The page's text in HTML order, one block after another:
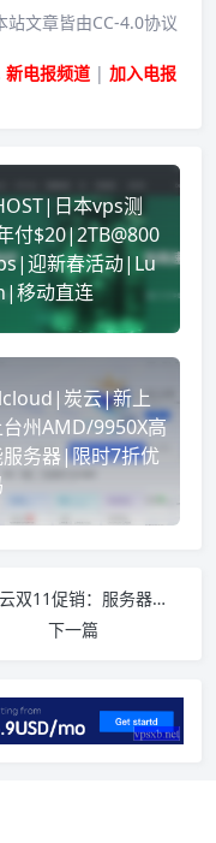
站文章皆由CC-4.0协议
新电报频道 | 加入电报
日本vps测
付$20|2TB@800
迎新春活动|Lu
移动直连
炭云|新上
州AMD/9950X高
务器|限时7折优
华纳云双11促销：服务器带宽翻倍送，加量不加价（香港/日本可选）
下一篇